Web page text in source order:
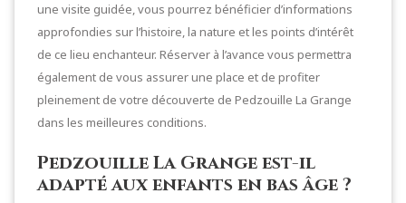
une visite guidée, vous pourrez bénéficier d’informations
approfondies sur l’histoire, la nature et les points d’intérêt
de ce lieu enchanteur. Réserver à l’avance vous permettra
également de vous assurer une place et de profiter
pleinement de votre découverte de Pedzouille La Grange
dans les meilleures conditions.
Pedzouille La Grange est-il
adapté aux enfants en bas âge ?